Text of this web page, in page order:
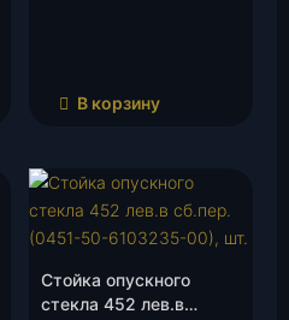
В корзину
Стойка опускного
стекла 452 лев.в